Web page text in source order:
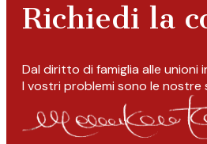
Richiedi la
Dal diritto di famiglia alle
I vostri problemi sono le